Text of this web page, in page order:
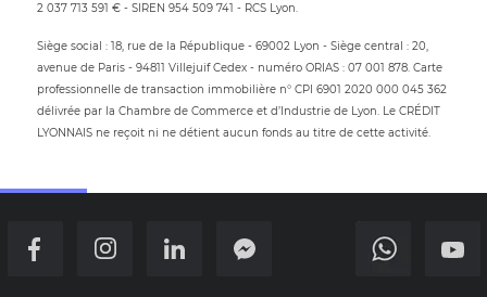
2 037 713 591 € - SIREN 954 509 741 - RCS Lyon.
Siège social : 18, rue de la République - 69002 Lyon - Siège central : 20,
avenue de Paris - 94811 Villejuif Cedex - numéro ORIAS : 07 001 878. Carte
professionnelle de transaction immobilière n° CPI 6901 2020 000 045 362
délivrée par la Chambre de Commerce et d’Industrie de Lyon. Le CRÉDIT
LYONNAIS ne reçoit ni ne détient aucun fonds au titre de cette activité.